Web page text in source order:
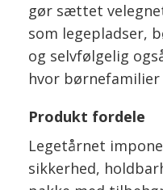
gør sættet
som legepladser,
og selvfølgelig
hvor
Produkt fordele
Legetårnet
sikkerhed,